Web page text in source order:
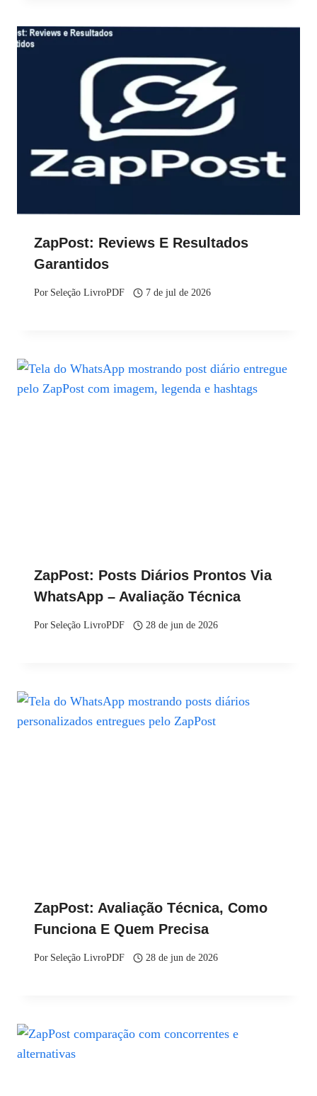
ZapPost: Reviews E Resultados
Garantidos
Por Seleção LivroPDF 7 de jul de 2026
ZapPost: Posts Diários Prontos Via
WhatsApp – Avaliação Técnica
Por Seleção LivroPDF 28 de jun de 2026
ZapPost: Avaliação Técnica, Como
Funciona E Quem Precisa
Por Seleção LivroPDF 28 de jun de 2026